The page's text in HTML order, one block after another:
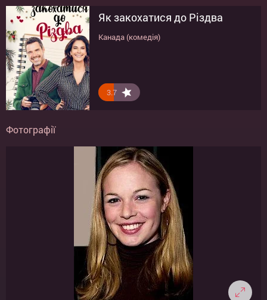
Як закохатися до Різдва
Канада (комедія)
3.7
Фотографії